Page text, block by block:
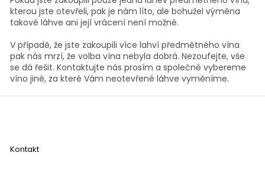
kterou jste otevřeli, pak je nám líto, ale bohužel výměna
takové láhve ani její vrácení není možné.
V případě, že jste zakoupili více lahví předmětného vína
pak nás mrzí, že volba vína nebyla dobrá. Nezoufejte, vše
se dá řešit. Kontaktujte nás prosím a společně vybereme
víno jiné, za které Vám neotevřené láhve vyměníme.
Z
Kontakt